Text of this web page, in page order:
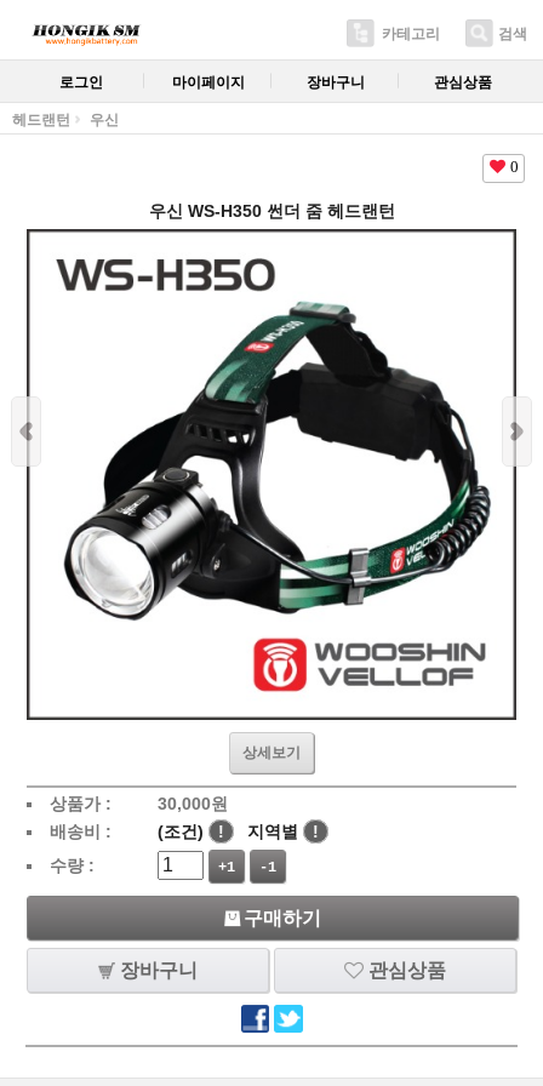
카테고리 검색
로그인 마이페이지 장바구니 관심상품
헤드랜턴 우신
0
우신 WS-H350 썬더 줌 헤드랜턴
상세보기
상품가 : 30,000원
배송비 :
(조건) ! 지역별
!
수량 :
+1 -1
구매하기
장바구니 관심상품